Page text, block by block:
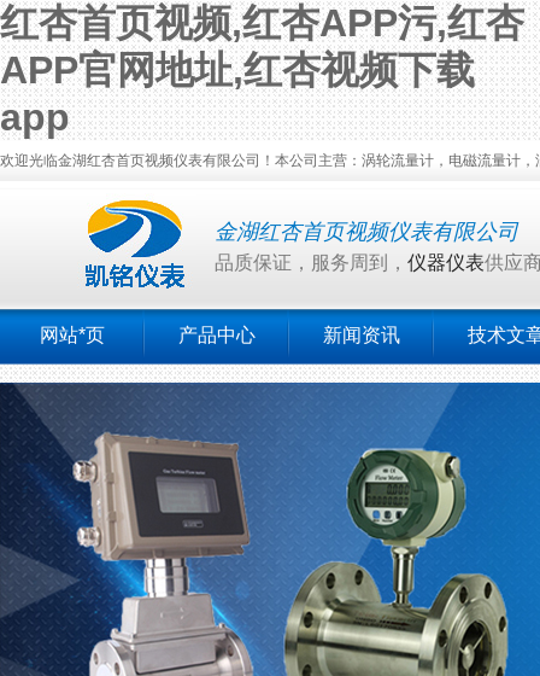
红杏首页视频,红杏APP污,红杏
APP官网地址,红杏视频下载
app
欢迎光临金湖红杏首页视频仪表有限公司！本公司主营：涡轮流量计，电磁流量
金湖红杏首页视频仪表有限公司
品质保证，服务周到， 仪器仪表供应
网站*页 产品中心 新闻资讯 技术文